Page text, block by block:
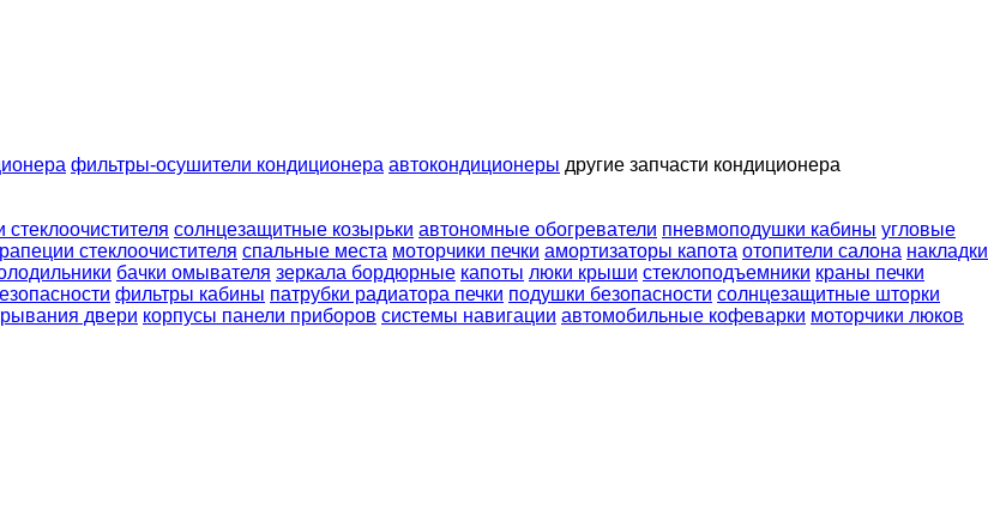
фильтры-осушители кондиционера автокондиционеры другие запчасти кондиционера
стеклоочистителя солнцезащитные козырьки автономные обогреватели пневмоподушки кабины угловые
стеклоочистителя спальные места моторчики печки амортизаторы капота отопители салона накладки
бачки омывателя зеркала бордюрные капоты люки крыши стеклоподъемники краны печки
фильтры кабины патрубки радиатора печки подушки безопасности солнцезащитные шторки
двери корпусы панели приборов системы навигации автомобильные кофеварки моторчики люков